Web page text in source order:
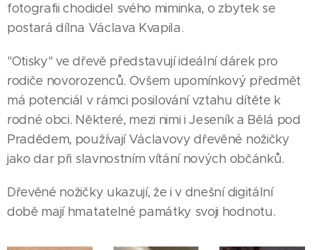
fotografii chodidel svého miminka, o zbytek se
postará dílna Václava Kvapila.
"Otisky" ve dřevě představují ideální dárek pro
rodiče novorozenců. Ovšem upomínkový předmět
má potenciál v rámci posilování vztahu dítěte k
rodné obci. Některé, mezi nimi i Jeseník a Bělá pod
Pradědem, používají Václavovy dřevěné nožičky
jako dar při slavnostním vítání nových občánků.
Dřevěné nožičky ukazují, že i v dnešní digitální
době mají hmatatelné památky svoji hodnotu.
JESENÍK |